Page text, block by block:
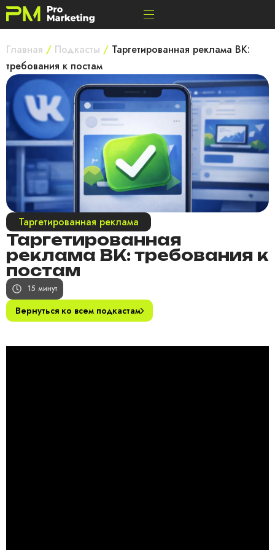
Главная / Подкасты / Таргетированная реклама ВК:
требования к постам
Таргетированная реклама
Таргетированная
реклама ВК: требования к
постам
15 минут
Вернуться ко всем подкастам